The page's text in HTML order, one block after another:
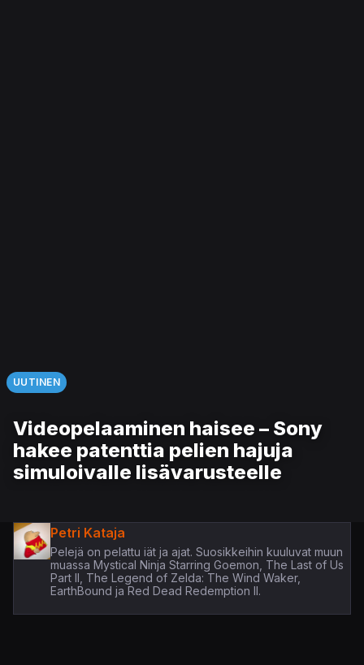
UUTINEN
Videopelaaminen haisee – Sony
hakee patenttia pelien hajuja
simuloivalle lisävarusteelle
Petri Kataja
Pelejä on pelattu iät ja ajat. Suosikkeihin kuuluvat muun
muassa Mystical Ninja Starring Goemon, The Last of Us
Part II, The Legend of Zelda: The Wind Waker,
EarthBound ja Red Dead Redemption II.